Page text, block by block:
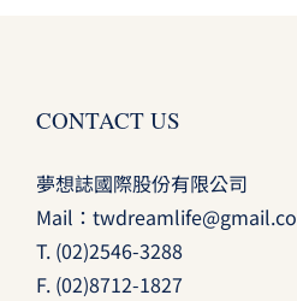
CONTACT US
夢想誌國際股份有限公司
Mail：
T. (02)2546-3288
F. (02)8712-1827